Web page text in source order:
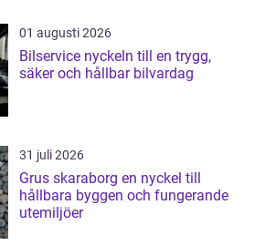
01 augusti 2026
Bilservice nyckeln till en trygg,
säker och hållbar bilvardag
31 juli 2026
Grus skaraborg en nyckel till
hållbara byggen och fungerande
utemiljöer